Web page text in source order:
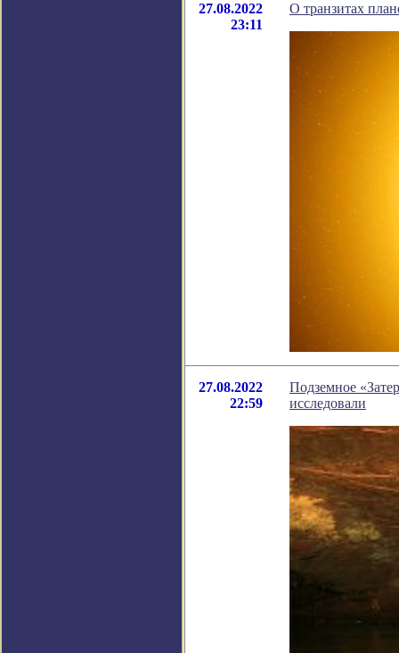
27.08.2022
23:11
О транзитах
27.08.2022
22:59
Подземное
исследовали